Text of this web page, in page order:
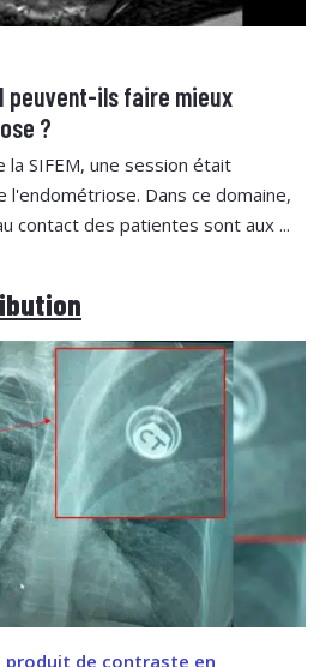
peuvent-ils faire mieux
?
SIFEM, une session était
l'endométriose. Dans ce domaine,
contact des patientes sont aux ...
produit de contraste en